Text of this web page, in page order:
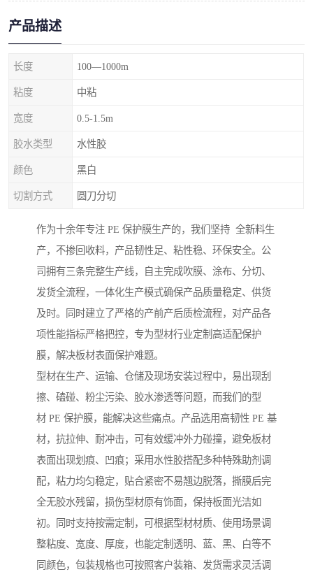
产品描述
长度 100—1000m
粘度 中粘
宽度 0.5-1.5m
胶水类型 水性胶
颜色 黑白
切割方式 圆刀分切
作为十余年专注 PE 保护膜生产的，我们坚持 全新料生
产，不掺回收料，产品韧性足、粘性稳、环保安全。公
司拥有三条完整生产线，自主完成吹膜、涂布、分切、
发货全流程，一体化生产模式确保产品质量稳定、供货
及时。同时建立了严格的产前产后质检流程，对产品各
项性能指标严格把控，专为型材行业定制高适配保护
膜，解决板材表面保护难题。
型材在生产、运输、仓储及现场安装过程中，易出现刮
擦、磕碰、粉尘污染、胶水渗透等问题，而我们的型
材 PE 保护膜，能解决这些痛点。产品选用高韧性 PE 基
材，抗拉伸、耐冲击，可有效缓冲外力碰撞，避免板材
表面出现划痕、凹痕；采用水性胶搭配多种特殊助剂调
配，粘力均匀稳定，贴合紧密不易翘边脱落，撕膜后完
全无胶水残留，损伤型材原有饰面，保持板面光洁如
初。同时支持按需定制，可根据型材材质、使用场景调
整粘度、宽度、厚度，也能定制透明、蓝、黑、白等不
同颜色，包装规格也可按照客户装箱、发货需求灵活调